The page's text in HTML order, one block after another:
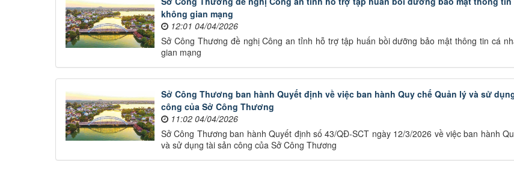
không gian mạng
12:01 04/04/2026
Sở Công Thương đề nghị Công an tỉnh hỗ trợ tập huấn bồi dưỡng bảo mật thông tin cá
gian mạng
Sở Công Thương ban hành Quyết định về việc ban hành Quy chế Quản lý và sử
công của Sở Công Thương
11:02 04/04/2026
Sở Công Thương ban hành Quyết định số 43/QĐ-SCT ngày 12/3/2026 về việc ban hành
và sử dụng tài sản công của Sở Công Thương